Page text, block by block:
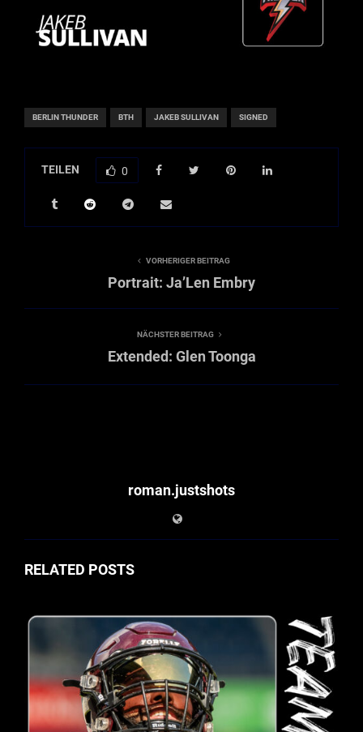
BERLIN THUNDER BTH JAKEB SULLIVAN SIGNED
TEILEN 0
VORHERIGER BEITRAG
Portrait: Ja’Len Embry
NÄCHSTER BEITRAG
Extended: Glen Toonga
roman.justshots
RELATED POSTS